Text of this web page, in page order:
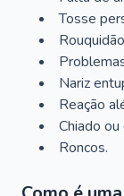
Tosse
Nariz
Reação
Chiado
Roncos.